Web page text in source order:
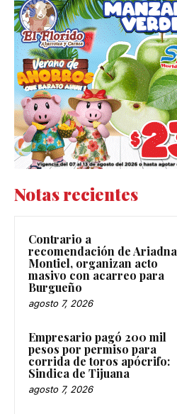
Notas recientes
Contrario a
recomendación de Ariadna
Montiel, organizan acto
masivo con acarreo para
Burgueño
agosto 7, 2026
Empresario pagó 200 mil
pesos por permiso para
corrida de toros apócrifo:
Sindica de Tijuana
agosto 7, 2026